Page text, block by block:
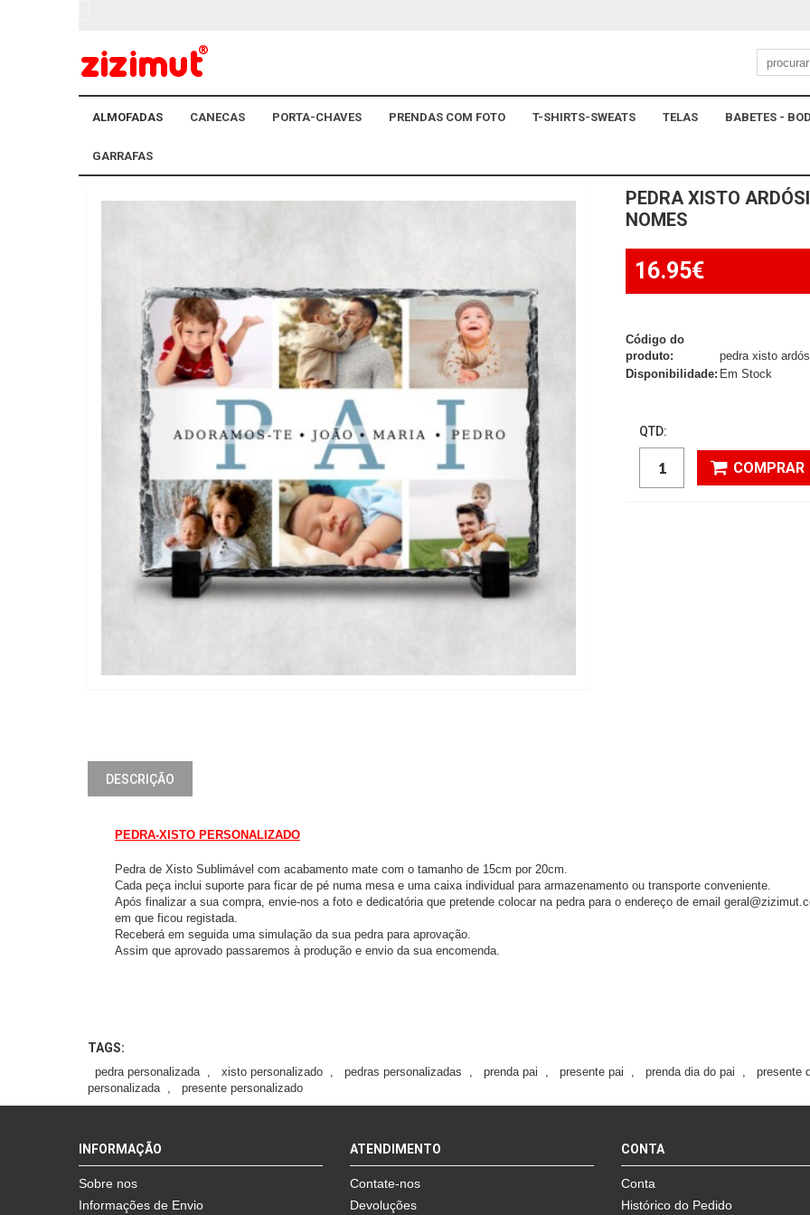
ALMOFADAS CANECAS PORTA-CHAVES PRENDAS COM FOTO T-SHIRTS-SWEATS TELAS BABETES -
GARRAFAS
PEDRA XISTO
NOMES
16.95€
Código do
produto:
pedra xisto
Disponibilidade:Em Stock
QTD:
COMPRAR
DESCRIÇÃO
PEDRA-XISTO PERSONALIZADO
Pedra de Xisto Sublimável com acabamento mate com o tamanho de 15cm por 20cm.
Cada peça inclui suporte para ficar de pé numa mesa e uma caixa individual para armazenamento ou transporte conveniente.
Após finalizar a sua compra, envie-nos a foto e dedicatória que pretende colocar na pedra para o endereço de email
em que ficou registada.
Receberá em seguida uma simulação da sua pedra para aprovação.
Assim que aprovado passaremos à produção e envio da sua encomenda.
TAGS:
pedra personalizada , xisto personalizado , pedras personalizadas , prenda pai , presente pai , prenda dia do pai , presente
personalizada , presente personalizado
INFORMAÇÃO
Sobre nos
Informações de Envio
ATENDIMENTO
Contate-nos
Devoluções
CONTA
Conta
Histórico do Pedido